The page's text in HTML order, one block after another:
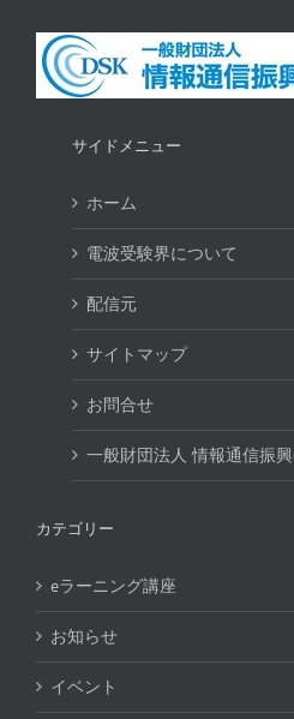
サイドメニュー
ホーム
電波受験界について
配信元
サイトマップ
お問合せ
一般財団法人 情報通信振
カテゴリー
eラーニング講座
お知らせ
イベント